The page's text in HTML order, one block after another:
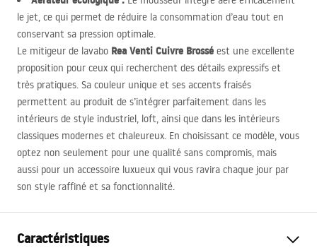
le jet, ce qui permet de réduire la consommation d’eau tout en
conservant sa pression optimale.
Le mitigeur de lavabo Rea Venti Cuivre Brossé est une excellente
proposition pour ceux qui recherchent des détails expressifs et
très pratiques. Sa couleur unique et ses accents fraisés
permettent au produit de s’intégrer parfaitement dans les
intérieurs de style industriel, loft, ainsi que dans les intérieurs
classiques modernes et chaleureux. En choisissant ce modèle, vous
optez non seulement pour une qualité sans compromis, mais
aussi pour un accessoire luxueux qui vous ravira chaque jour par
son style raffiné et sa fonctionnalité.
Caractéristiques